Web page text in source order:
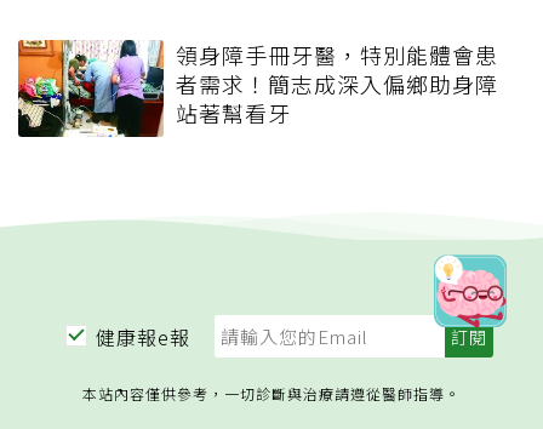
領身障手冊牙醫，特別能體會患
者需求！簡志成深入偏鄉助身障
站著幫看牙
健康報e報
本站內容僅供參考，一切診斷與治療請遵從醫師指導。